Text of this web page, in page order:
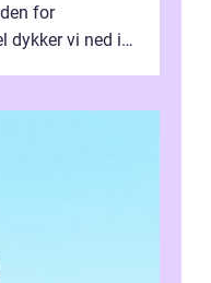
for
dykker vi ned i